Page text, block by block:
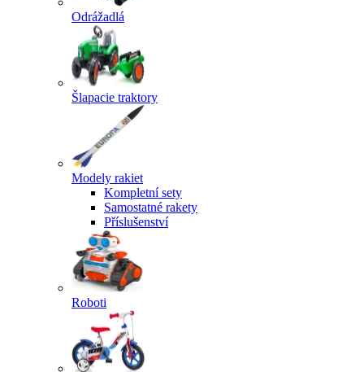
Odrážadlá
Šlapacie traktory
Modely rakiet
Kompletní sety
Samostatné rakety
Příslušenství
Roboti